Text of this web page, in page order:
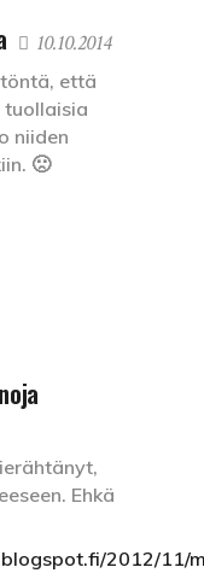
10.10.2014
että
tuollaisia
niiden
🙁
Ehkä
2012/11/